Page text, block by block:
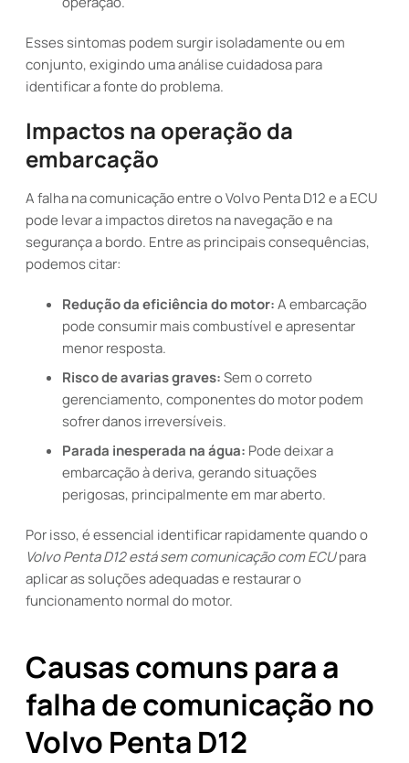
Esses sintomas podem surgir isoladamente ou em
conjunto, exigindo uma análise cuidadosa para
identificar a fonte do problema.
Impactos na operação da
embarcação
A falha na comunicação entre o Volvo Penta D12 e a ECU
pode levar a impactos diretos na navegação e na
segurança a bordo. Entre as principais consequências,
podemos citar:
Redução da eficiência do motor:A embarcação
pode consumir mais combustível e apresentar
menor resposta.
Risco de avarias graves:Sem o correto
gerenciamento, componentes do motor podem
sofrer danos irreversíveis.
Parada inesperada na água: Pode deixar a
embarcação à deriva, gerando situações
perigosas, principalmente em mar aberto.
Por isso, é essencial identificar rapidamente quando o
Volvo Penta D12 está sem comunicação com ECUpara
aplicar as soluções adequadas e restaurar o
funcionamento normal do motor.
Causas comuns para a
falha de comunicação no
Volvo Penta D12